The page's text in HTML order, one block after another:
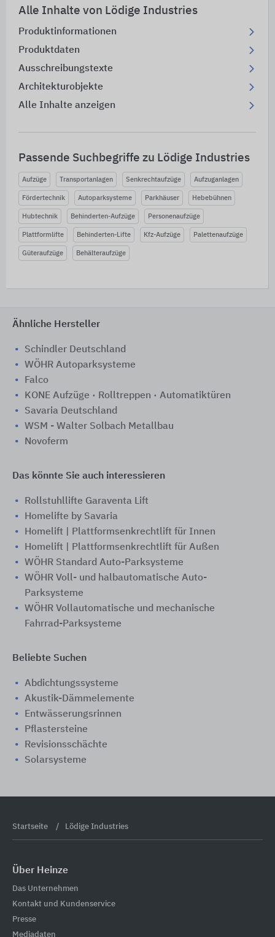
Alle Inhalte von Lödige Industries
Produktinformationen
Produktdaten
Ausschreibungstexte
Architekturobjekte
Alle Inhalte anzeigen
Passende Suchbegriffe zu Lödige Industries
Aufzüge Transportanlagen Senkrechtaufzüge Aufzuganlagen
Fördertechnik Autoparksysteme Parkhäuser Hebebühnen
Hubtechnik Behinderten-Aufzüge Personenaufzüge
Plattformlifte Behinderten-Lifte Kfz-Aufzüge Palettenaufzüge
Güteraufzüge Behälteraufzüge
Ähnliche Hersteller
Schindler Deutschland
WÖHR Autoparksysteme
Falco
KONE Aufzüge · Rolltreppen · Automatiktüren
Savaria Deutschland
WSM - Walter Solbach Metallbau
Novoferm
Das könnte Sie auch interessieren
Rollstuhllifte Garaventa Lift
Homelifte by Savaria
Homelift | Plattformsenkrechtlift für Innen
Homelift | Plattformsenkrechtlift für Außen
WÖHR Standard Auto-Parksysteme
WÖHR Voll- und halbautomatische Auto-
Parksysteme
WÖHR Vollautomatische und mechanische
Fahrrad-Parksysteme
Beliebte Suchen
Abdichtungssysteme
Akustik-Dämmelemente
Entwässerungsrinnen
Pflastersteine
Revisionsschächte
Solarsysteme
Startseite Lödige Industries
Über Heinze
Das Unternehmen
Kontakt und Kundenservice
Presse
Mediadaten